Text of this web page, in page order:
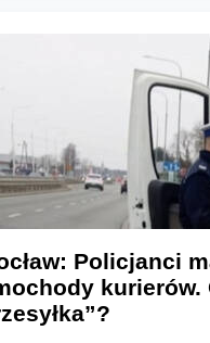
Policjanci
kurierów.